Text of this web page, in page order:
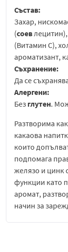
Състав:
Захар,
(соев
(Витамин С),
ароматизант,
Съхранение:
Да се
Алергени:
Без глутен.
Разтворима
какаова
които
подпомага
желязо и цинк
функции като
аромат,
начин за
Любимата